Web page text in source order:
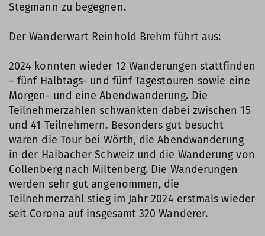
Stegmann zu begegnen.
Der Wanderwart Reinhold Brehm führt aus:
2024 konnten wieder 12 Wanderungen stattfinden
– fünf Halbtags- und fünf Tagestouren sowie eine
Morgen- und eine Abendwanderung. Die
Teilnehmerzahlen schwankten dabei zwischen 15
und 41 Teilnehmern. Besonders gut besucht
waren die Tour bei Wörth, die Abendwanderung
in der Haibacher Schweiz und die Wanderung von
Collenberg nach Miltenberg. Die Wanderungen
werden sehr gut angenommen, die
Teilnehmerzahl stieg im Jahr 2024 erstmals wieder
seit Corona auf insgesamt 320 Wanderer.